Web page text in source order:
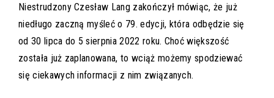
Niestrudzony Czesław Lang zakończył mówiąc, że już
niedługo zaczną myśleć o 79. edycji, która odbędzie się
od 30 lipca do 5 sierpnia 2022 roku. Choć większość
została już zaplanowana, to wciąż możemy spodziewać
się ciekawych informacji z nim związanych.